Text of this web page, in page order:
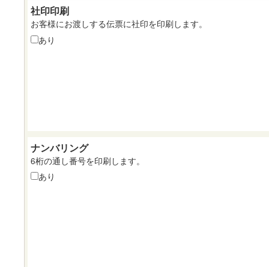
社印印刷
お客様にお渡しする伝票に社印を印刷します。
あり
ナンバリング
6桁の通し番号を印刷します。
あり